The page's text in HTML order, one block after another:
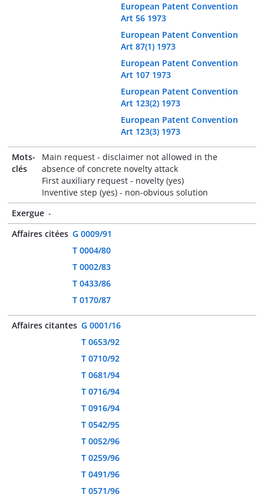
European Patent Convention
Art 56 1973
European Patent Convention
Art 87(1) 1973
European Patent Convention
Art 107 1973
European Patent Convention
Art 123(2) 1973
European Patent Convention
Art 123(3) 1973
Mots-
clés
Main request - disclaimer not allowed in the
absence of concrete novelty attack
First auxiliary request - novelty (yes)
Inventive step (yes) - non-obvious solution
Exergue -
Affaires citées G 0009/91
T 0004/80
T 0002/83
T 0433/86
T 0170/87
Affaires citantes G 0001/16
T 0653/92
T 0710/92
T 0681/94
T 0716/94
T 0916/94
T 0542/95
T 0052/96
T 0259/96
T 0491/96
T 0571/96